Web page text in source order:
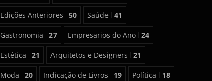
Edições Anteriores 50 Saúde 41
Gastronomia 27 Empresarios do Ano 24
Estética 21 Arquitetos e Designers 21
Moda 20 Indicação de Livros 19 Política 18